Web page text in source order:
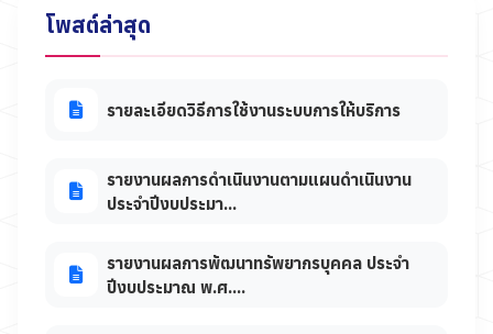
โพสต์ล่าสุด
รายละเอียดวิธีการใช้งานระบบการให้บริการ
รายงานผลการดำเนินงานตามแผนดำเนินงาน
ประจำปีงบประมา...
รายงานผลการพัฒนาทรัพยากรบุคคล ประจำ
ปีงบประมาณ พ.ศ....